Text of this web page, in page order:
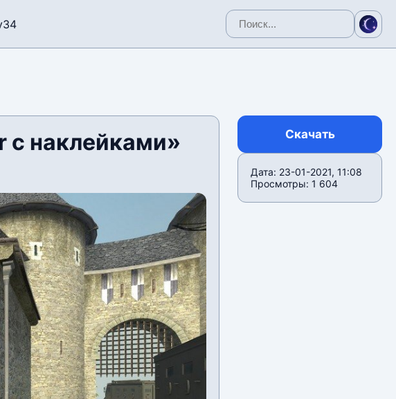
с наклейками»
Скачать
Дата: 23-01-2021, 11:08
Просмотры: 1 604